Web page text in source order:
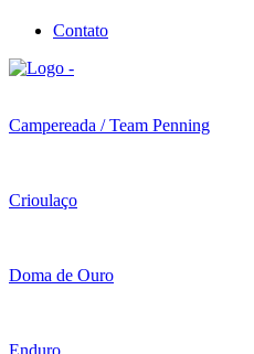
Contato
Campereada / Team Penning
Crioulaço
Doma de Ouro
Enduro